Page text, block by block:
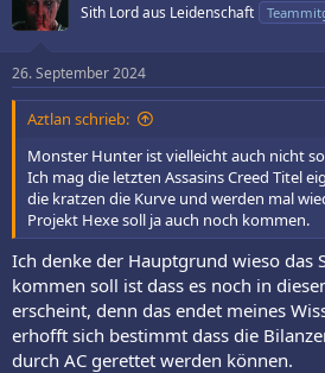
Sith Lord aus Leidenschaft
26. September 2024
Aztlan schrieb:
Monster Hunter ist vielleicht auch nicht
Ich mag die letzten Assasins Creed Titel
die kratzen die Kurve und werden mal
Projekt Hexe soll ja auch noch kommen.
Ich denke der Hauptgrund wieso das
kommen soll ist dass es noch in
erscheint, denn das endet meines
erhofft sich bestimmt dass die
durch AC gerettet werden können.